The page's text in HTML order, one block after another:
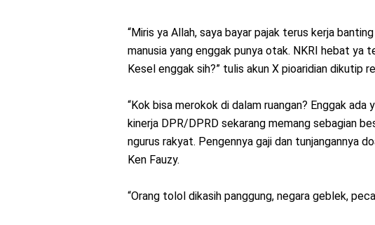
“Miris ya Allah, saya bayar pajak terus kerja
manusia yang enggak punya otak. NKRI hebat ya
Kesel enggak sih?” tulis akun X pioaridian dikutip
“Kok bisa merokok di dalam ruangan? Enggak ada
kinerja DPR/DPRD sekarang memang sebagian
ngurus rakyat. Pengennya gaji dan tunjangannya
Ken Fauzy.
“Orang tolol dikasih panggung, negara geblek,